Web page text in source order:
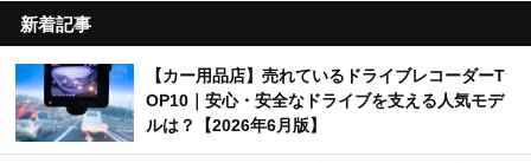
新着記事
【カー用品店】売れているドライブレコーダーT
OP10｜安心・安全なドライブを支える人気モデ
ルは？【2026年6月版】